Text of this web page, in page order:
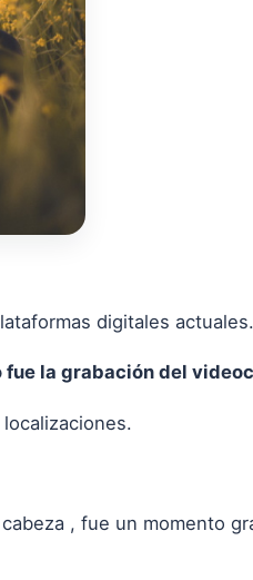
digitales actuales.
fue la grabación del
, fue un momento